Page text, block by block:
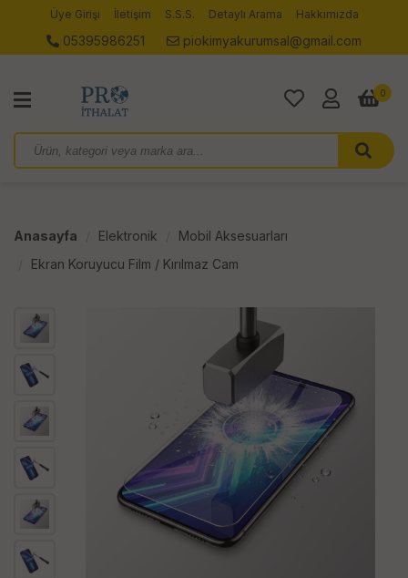
Üye Girişi İletişim S.S.S. Detaylı Arama Hakkımızda
05395986251 piokimyakurumsal@gmail.com
0
Anasayfa Elektronik
Mobil Aksesuarları
Ekran Koruyucu Film / Kırılmaz Cam